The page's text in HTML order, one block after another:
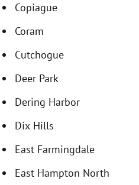
Copiague
Coram
Cutchogue
Deer Park
Dering Harbor
Dix Hills
East Farmingdale
East Hampton North